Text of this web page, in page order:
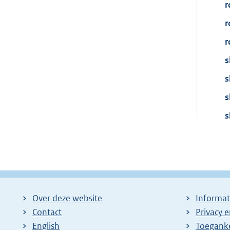
Over deze website
Contact
English
Privacy